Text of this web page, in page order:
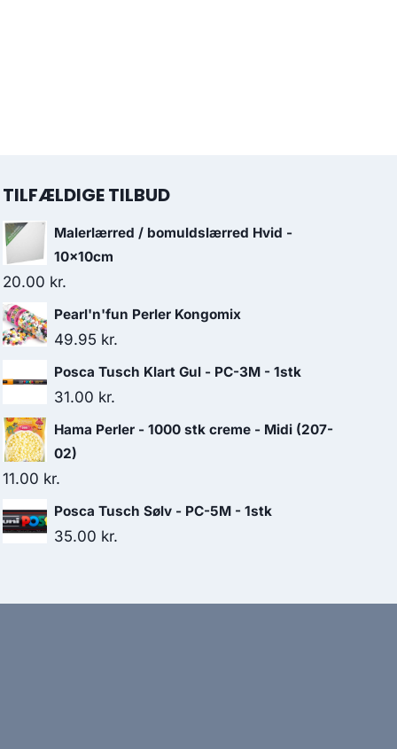
TILFÆLDIGE TILBUD
Malerlærred / bomuldslærred Hvid -
10x10cm
20.00 kr.
Pearl'n'fun Perler Kongomix
49.95 kr.
Posca Tusch Klart Gul - PC-3M - 1stk
31.00 kr.
Hama Perler - 1000 stk creme - Midi (207-
02)
11.00 kr.
Posca Tusch Sølv - PC-5M - 1stk
35.00 kr.